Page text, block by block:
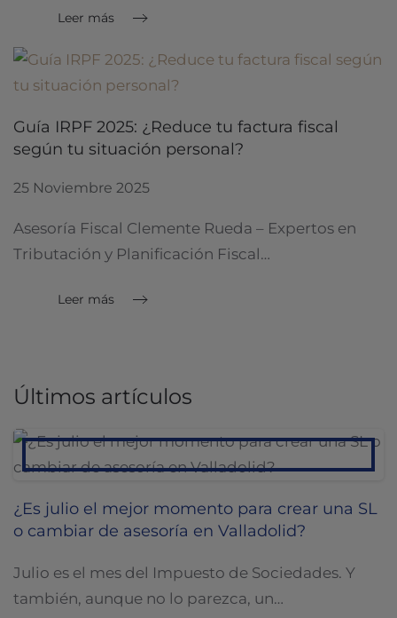
Leer más
Guía IRPF 2025: ¿Reduce tu factura fiscal
según tu situación personal?
25 Noviembre 2025
Asesoría Fiscal Clemente Rueda – Expertos en
Tributación y Planificación Fiscal…
Leer más
Últimos artículos
¿Es julio el mejor momento para crear una SL
o cambiar de asesoría en Valladolid?
Julio es el mes del Impuesto de Sociedades. Y
también, aunque no lo parezca, un…